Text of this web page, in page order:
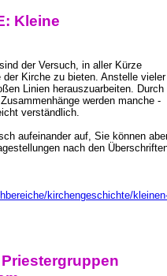
Kleine
der Versuch, in aller Kürze
Kirche zu bieten. Anstelle vieler
Linien herauszuarbeiten. Durch
werden manche -
verständlich.
aufeinander auf, Sie können
nach den
kirchengeschichte/